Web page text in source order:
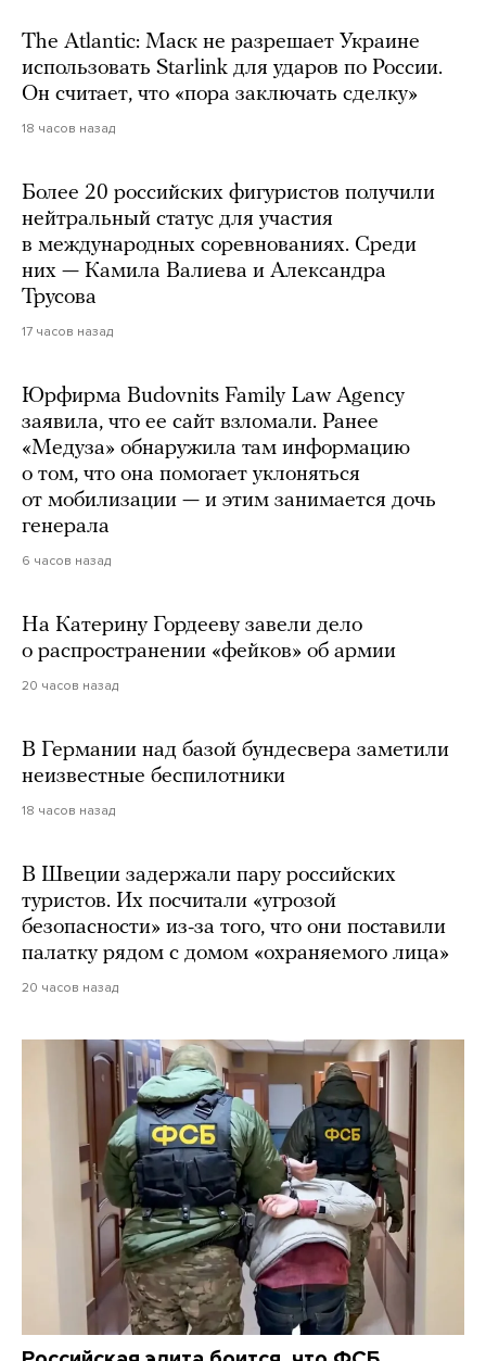
The Atlantic: Маск не разрешает Украине
использовать Starlink для ударов по России.
Он считает, что «пора заключать сделку»
18 часов назад
Более 20 российских фигуристов получили
нейтральный статус для участия
в международных соревнованиях. Среди
них — Камила Валиева и Александра
Трусова
17 часов назад
Юрфирма Budovnits Family Law Agency
заявила, что ее сайт взломали. Ранее
«Медуза» обнаружила там информацию
о том, что она помогает уклоняться
от мобилизации — и этим занимается дочь
генерала
6 часов назад
На Катерину Гордееву завели дело
о распространении «фейков» об армии
20 часов назад
В Германии над базой бундесвера заметили
неизвестные беспилотники
18 часов назад
В Швеции задержали пару российских
туристов. Их посчитали «угрозой
безопасности» из-за того, что они поставили
палатку рядом с домом «охраняемого лица»
20 часов назад